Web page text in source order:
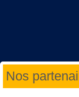
Nos
Année
précédente
Mois
précédent
Année
suivante
Mois
suivant